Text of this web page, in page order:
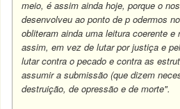
meio, é assim ainda hoje, porque o
desenvolveu ao ponto de p odermos
obliteram ainda uma leitura coerente
assim, em vez de lutar por justiça e
lutar contra o pecado e contra as
assumir a submissão (que dizem
destruição, de opressão e de morte".